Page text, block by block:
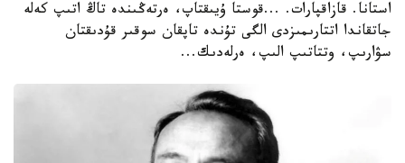
استانا. قازاقپارات. ...قوستا ۇيىقتاپ، ەرتەڭىندە تاڭ اتىپ كەلە
جاتقاندا اتتارىمىزدى الگى تۇندە تاپقان سوقىر قۇدىقتان
سۋارىپ، وتتاتىپ الىپ، ەرلەدىك...